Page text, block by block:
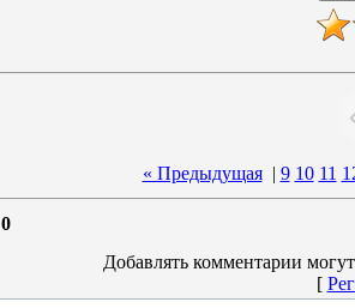
« Предыдущая| 9 10 11
0
Добавлять комментарии
[